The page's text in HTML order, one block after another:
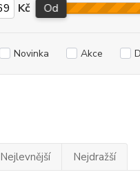
Kč Od
Novinka Akce
Nejlevnější Nejdražší